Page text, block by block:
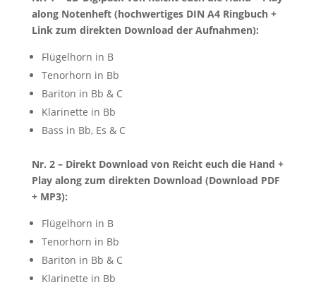
along Notenheft (hochwertiges DIN A4 Ringbuch +
Link zum direkten Download der Aufnahmen):
Flügelhorn in B
Tenorhorn in Bb
Bariton in Bb & C
Klarinette in Bb
Bass in Bb, Es & C
Nr. 2 – Direkt Download von Reicht euch die Hand +
Play along zum direkten Download (Download PDF
+ MP3):
Flügelhorn in B
Tenorhorn in Bb
Bariton in Bb & C
Klarinette in Bb